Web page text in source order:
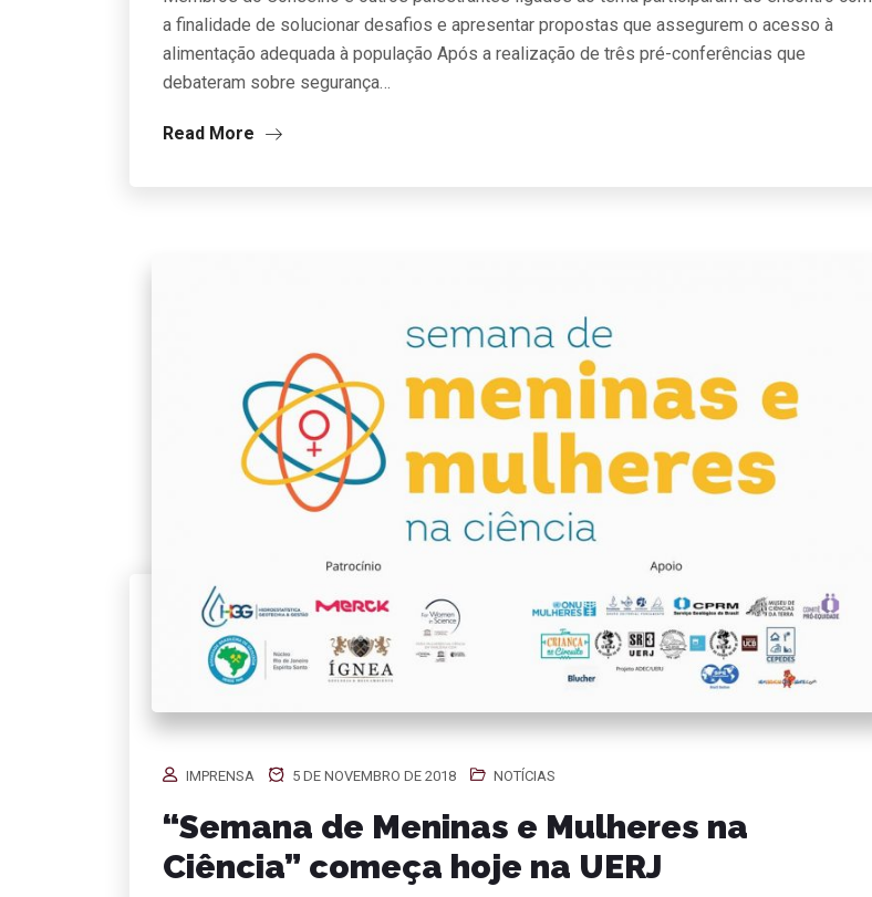
a finalidade de solucionar desafios e apresentar propostas que assegurem o acesso à
alimentação adequada à população Após a realização de três pré-conferências que
debateram sobre segurança…
Read More
IMPRENSA 5 DE NOVEMBRO DE 2018 NOTÍCIAS
“Semana de Meninas e Mulheres na
Ciência” começa hoje na UERJ